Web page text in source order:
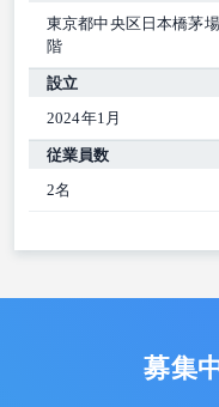
東京都中央区日本橋茅
階
設立
2024年1月
従業員数
2名
募集